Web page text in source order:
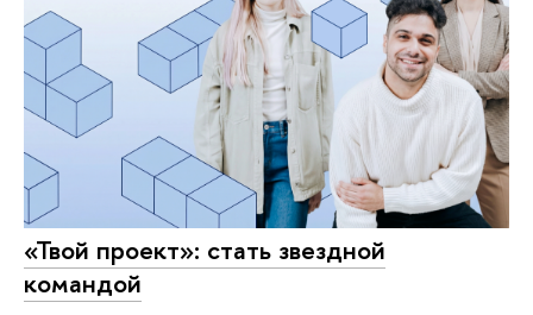
«Твой проект»: стать звездной
командой